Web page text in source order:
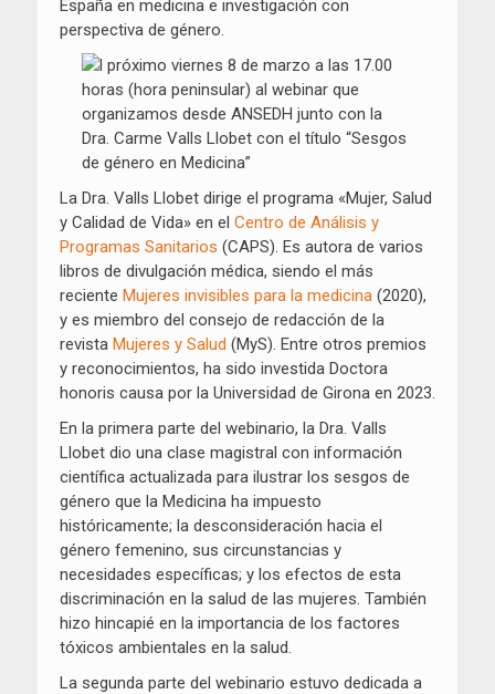
España en medicina e investigación con
perspectiva de género.
La Dra. Valls Llobet dirige el programa «Mujer, Salud
y Calidad de Vida» en el Centro de Análisis y
Programas Sanitarios (CAPS). Es autora de varios
libros de divulgación médica, siendo el más
reciente Mujeres invisibles para la medicina (2020),
y es miembro del consejo de redacción de la
revista Mujeres y Salud (MyS). Entre otros premios
y reconocimientos, ha sido investida Doctora
honoris causa por la Universidad de Girona en 2023.
En la primera parte del webinario, la Dra. Valls
Llobet dio una clase magistral con información
científica actualizada para ilustrar los sesgos de
género que la Medicina ha impuesto
históricamente; la desconsideración hacia el
género femenino, sus circunstancias y
necesidades específicas; y los efectos de esta
discriminación en la salud de las mujeres. También
hizo hincapié en la importancia de los factores
tóxicos ambientales en la salud.
La segunda parte del webinario estuvo dedicada a